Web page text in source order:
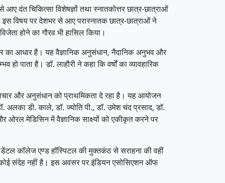
चिकित्सा विशेषज्ञों तथा स्नातकोत्तर छात्र-छात्राओं
इस विषय पर देशभर से आए परास्नातक छात्र-छात्राओं ने
होने का गौरव भी हासिल किया।
का आधार है। यह वैज्ञानिक अनुसंधान, नैदानिक अनुभव और
है। डॉ. लाहौरी ने कहा कि वर्षों का व्यावहारिक
और अनुसंधान को प्राथमिकता दे रहा है। यह आयोजन
अलका डी. काले, डॉ. ज्योति पी., डॉ. उमेश चंद प्रसाद, डॉ.
ओरल मेडिसिन में वैज्ञानिक साक्ष्यों को एकीकृत करने पर
कॉलेज एण्ड हॉस्पिटल की मुक्तकंठ से सराहना की वहीं
कोई संदेह नहीं है। इस अवसर पर इंडियन एसोसिएशन ऑफ